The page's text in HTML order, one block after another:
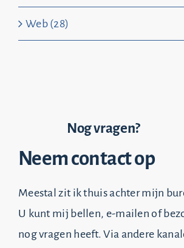
Web (28)
Nog vragen?
Neem contact op
Meestal zit ik thuis achter mijn
U kunt mij bellen, e-mailen of
nog vragen heeft. Via andere